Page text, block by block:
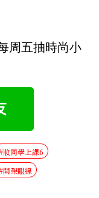
周五抽時尚小
妝同學上課6
開架眼線